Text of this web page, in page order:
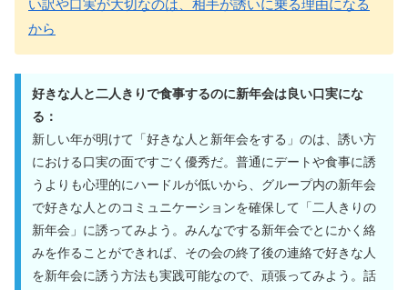
い訳や口実が大切なのは、相手が誘いに乗る理由になる
から
好きな人と二人きりで食事するのに新年会は良い口実にな
る：
新しい年が明けて「好きな人と新年会をする」のは、誘い方
における口実の面ですごく優秀だ。普通にデートや食事に誘
うよりも心理的にハードルが低いから、グループ内の新年会
で好きな人とのコミュニケーションを確保して「二人きりの
新年会」に誘ってみよう。みんなでする新年会でとにかく絡
みを作ることができれば、その会の終了後の連絡で好きな人
を新年会に誘う方法も実践可能なので、頑張ってみよう。話